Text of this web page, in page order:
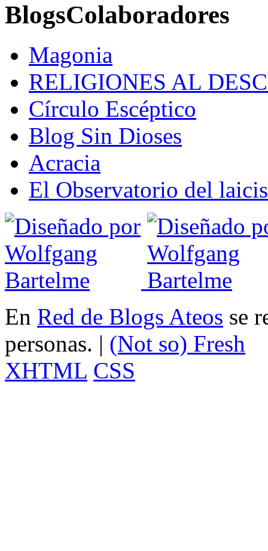
BlogsColaboradores
Magonia
RELIGIONES AL
Círculo Escéptico
Blog Sin Dioses
Acracia
El Observatorio del
En Red de Blogs Ateos se
personas. | (Not so) Fresh
XHTML CSS